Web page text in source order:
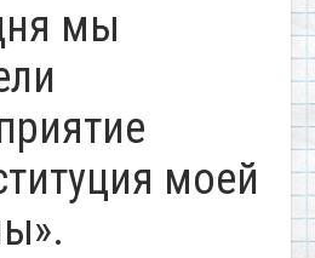
мы
моей